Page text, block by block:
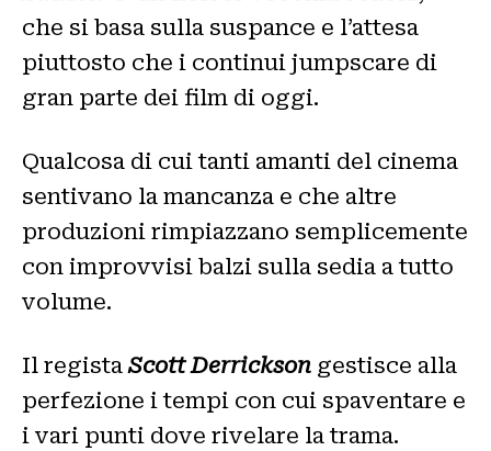
che si basa sulla suspance e l’attesa
piuttosto che i continui jumpscare di
gran parte dei film di oggi.
Qualcosa di cui tanti amanti del cinema
sentivano la mancanza e che altre
produzioni rimpiazzano semplicemente
con improvvisi balzi sulla sedia a tutto
volume.
Il regista Scott Derrickson gestisce alla
perfezione i tempi con cui spaventare e
i vari punti dove rivelare la trama.